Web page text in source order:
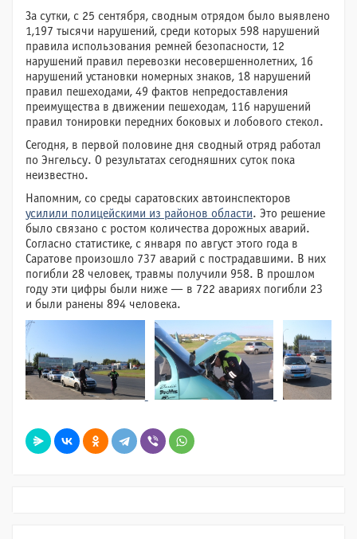
За сутки, с 25 сентября, сводным отрядом было выявлено
1,197 тысячи нарушений, среди которых 598 нарушений
правила использования ремней безопасности, 12
нарушений правил перевозки несовершеннолетних, 16
нарушений установки номерных знаков, 18 нарушений
правил пешеходами, 49 фактов непредоставления
преимущества в движении пешеходам, 116 нарушений
правил тонировки передних боковых и лобового стекол.
Сегодня, в первой половине дня сводный отряд работал
по Энгельсу. О результатах сегодняшних суток пока
неизвестно.
Напомним, со среды саратовских автоинспекторов
усилили полицейскими из районов области. Это решение
было связано с ростом количества дорожных аварий.
Согласно статистике, с января по август этого года в
Саратове произошло 737 аварий с пострадавшими. В них
погибли 28 человек, травмы получили 958. В прошлом
году эти цифры были ниже — в 722 авариях погибли 23
и были ранены 894 человека.